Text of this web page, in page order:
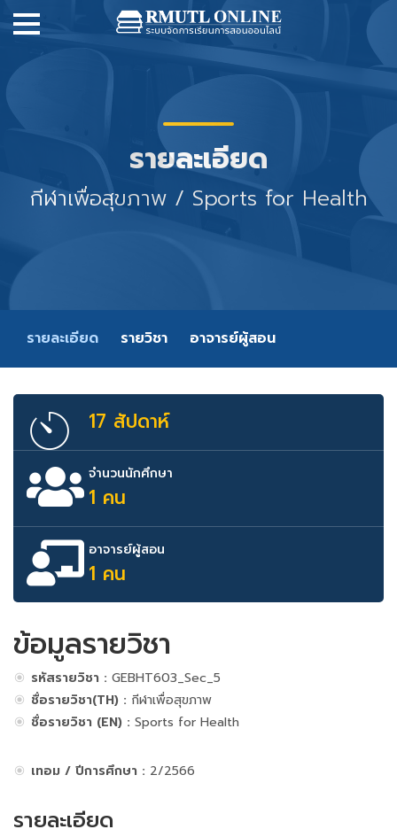
รายละเอียด
กีฬาเพื่อสุขภาพ / Sports for Health
รายละเอียด รายวิชา อาจารย์ผู้สอน
17 สัปดาห์
จำนวนนักศึกษา
1 คน
อาจารย์ผู้สอน
1 คน
ข้อมูลรายวิชา
รหัสรายวิชา : GEBHT603_Sec_5
ชื่อรายวิชา(TH) : กีฬาเพื่อสุขภาพ
ชื่อรายวิชา (EN) : Sports for Health
เทอม / ปีการศึกษา : 2/2566
รายละเอียด